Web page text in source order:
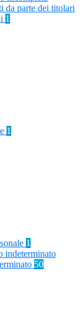
da parte dei titolari
1
1
1
indeterminato
50